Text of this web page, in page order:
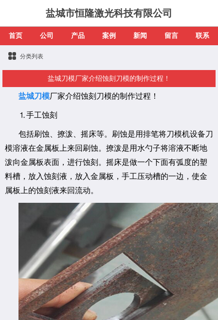
盐城市恒隆激光科技有限公司
首页 公司 产品 案例 新闻 留言 联系
分类列表
盐城刀模厂家介绍蚀刻刀模的制作过程！
盐城刀模厂家介绍蚀刻刀模的制作过程！
⒈手工蚀刻
包括刷蚀、撩泼、摇床等。刷蚀是用排笔将刀模机设备刀
模溶液在金属板上来回刷蚀。撩泼是用水勺子将溶液不断地
泼向金属板表面，进行蚀刻。摇床是做一个下面有弧度的塑
料槽，放入蚀刻液，放入金属板，手工压动槽的一边，使金
属板上的蚀刻液来回流动。